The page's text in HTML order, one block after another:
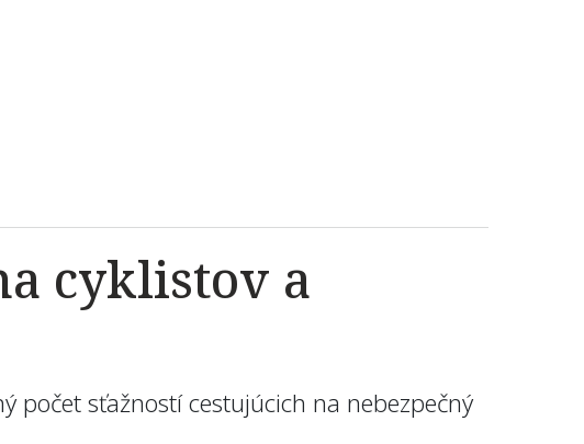
cyklistov a
počet sťažností cestujúcich na nebezpečný